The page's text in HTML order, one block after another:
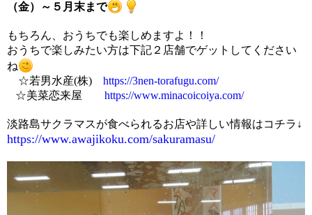
（金）～５月末まで
もちろん、おうちでも楽しめますよ！！
おうちで楽しみたい方は下記２店舗でゲットしてください
ね
☆若男水産(株) https://3nen-torafugu.com/
☆美菜恋来屋 https://www.minacoicoiya.com/
淡路島サクラマスが食べられるお店や詳しい情報はコチラ↓
https://www.awajikoku.com/sakuramasu/